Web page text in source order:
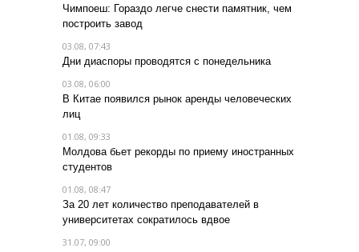
Чимпоеш: Гораздо легче снести памятник, чем
построить завод
03.08, 07:43
Дни диаспоры проводятся с понедельника
03.08, 06:00
В Китае появился рынок аренды человеческих
лиц
01.08, 09:33
Молдова бьет рекорды по приему иностранных
студентов
01.08, 08:47
За 20 лет количество преподавателей в
университетах сократилось вдвое
31.07, 09:00